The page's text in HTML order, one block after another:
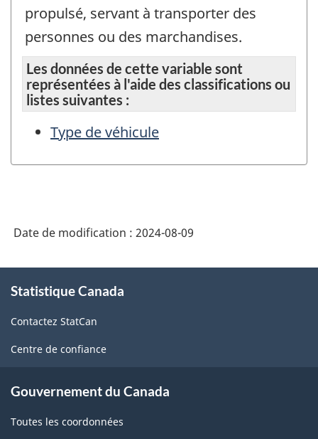
propulsé, servant à transporter des
personnes ou des marchandises.
Les données de cette variable sont
représentées à l'aide des classifications ou
listes suivantes :
Type de véhicule
Date de modification : 2024-08-09
propos
ce
site
Statistique Canada
Contactez StatCan
Centre de confiance
Gouvernement du Canada
Toutes les coordonnées